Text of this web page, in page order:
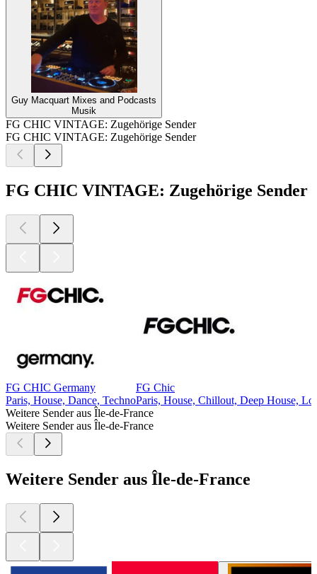
Guy Macquart Mixes and Podcasts
Musik
FG CHIC VINTAGE: Zugehörige Sender
FG CHIC VINTAGE: Zugehörige Sender
FG CHIC VINTAGE: Zugehörige Sender
FG CHIC Germany
Paris, House, Dance, Techno
FG Chic
Paris, House, Chillout, Deep House,
Weitere Sender aus Île-de-France
Weitere Sender aus Île-de-France
Weitere Sender aus Île-de-France